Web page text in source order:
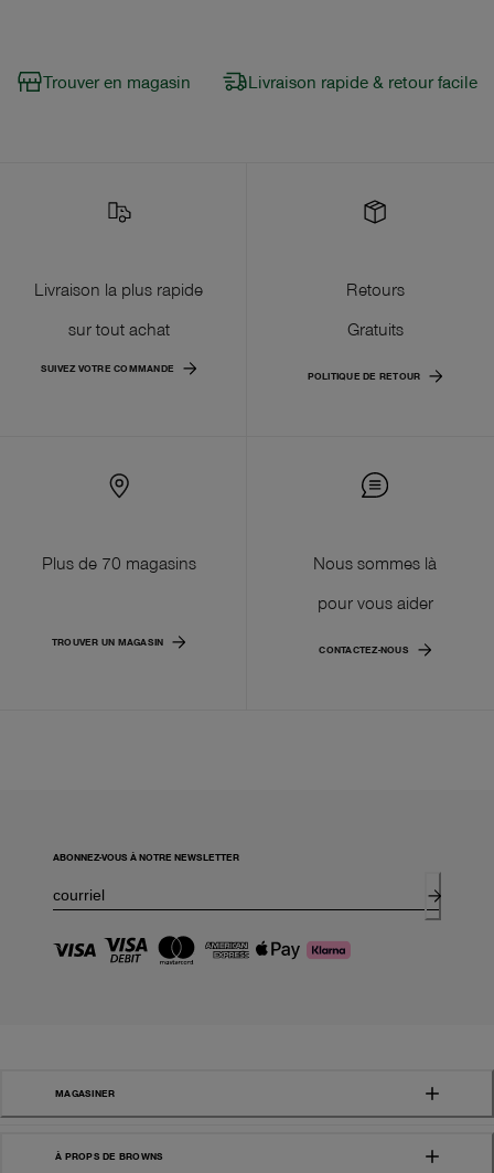
Trouver en magasin Livraison rapide & retour facile
Livraison la plus rapide
sur tout achat
SUIVEZ VOTRE COMMANDE
Retours
Gratuits
POLITIQUE DE RETOUR
Plus de 70 magasins
TROUVER UN MAGASIN
Nous sommes là
pour vous aider
CONTACTEZ-NOUS
ABONNEZ-VOUS À NOTRE NEWSLETTER
MAGASINER
À PROPS DE BROWNS